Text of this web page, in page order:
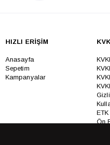
HIZLI ERİŞİM
Anasayfa
Sepetim
Kampanyalar
Ön